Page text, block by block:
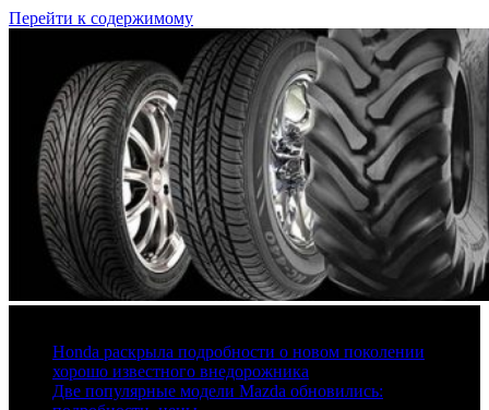
Перейти к содержимому
Honda раскрыла подробности о новом поколении
хорошо известного внедорожника
Две популярные модели Mazda обновились: